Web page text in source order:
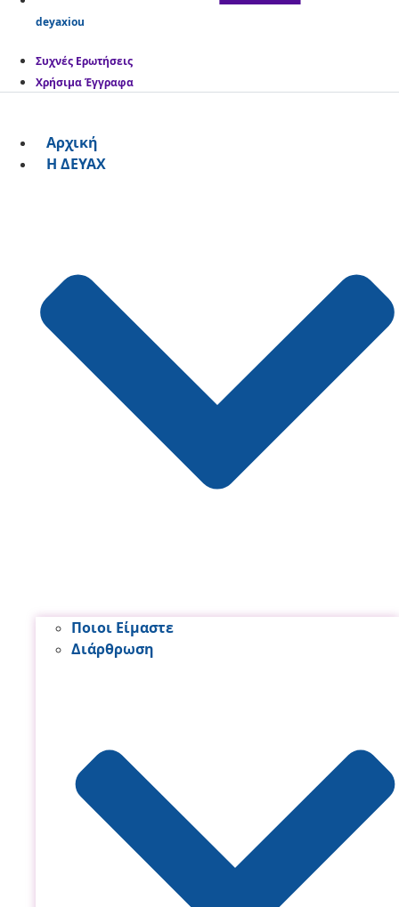
deyaxiou
Συχνές Ερωτήσεις
Χρήσιμα Έγγραφα
Αρχική
Η ΔΕΥΑΧ
Ποιοι Είμαστε
Διάρθρωση